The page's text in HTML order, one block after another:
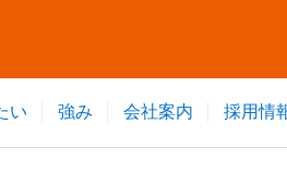
い 強み 会社案内 採用情